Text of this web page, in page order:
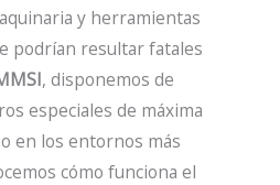
y herramientas
podrían resultar fatales
, disponemos de
especiales de máxima
en los entornos más
cómo funciona el